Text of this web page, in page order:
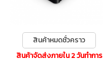
สินค้าหมดชั่วคราว
สินค้าจัดส่งภายใน 2 วันทำการ